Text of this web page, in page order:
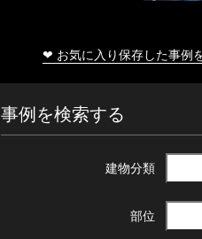
❤ お気に入り保存した事例
事例を検索する
建物分類
部位